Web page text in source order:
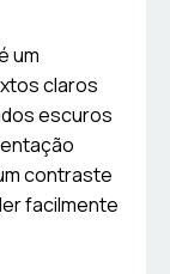
um
claros
escuros
contraste
facilmente